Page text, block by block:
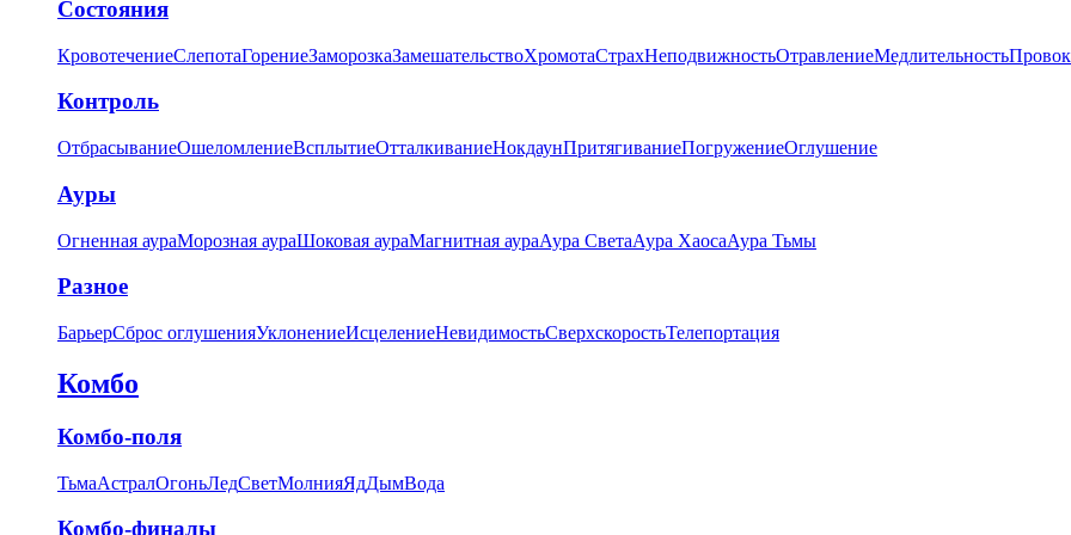
Состояния
КровотечениеСлепотаГорениеЗаморозкаЗамешательствоХромотаСтрахНеподвижностьОтравлениеМедлительность
Контроль
ОтбрасываниеОшеломлениеВсплытиеОтталкиваниеНокдаунПритягиваниеПогружениеОглушение
Ауры
Огненная аураМорозная аураШоковая аураМагнитная аураАура СветаАура ХаосаАура Тьмы
Разное
БарьерСброс оглушенияУклонениеИсцелениеНевидимостьСверхскоростьТелепортация
Комбо
Комбо-поля
ТьмаАстралОгоньЛедСветМолнияЯдДымВода
Комбо-финалы